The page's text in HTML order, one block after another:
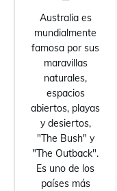
Australia es
mundialmente
famosa por sus
maravillas
naturales,
espacios
abiertos, playas
y desiertos,
"The Bush" y
"The Outback".
Es uno de los
países más